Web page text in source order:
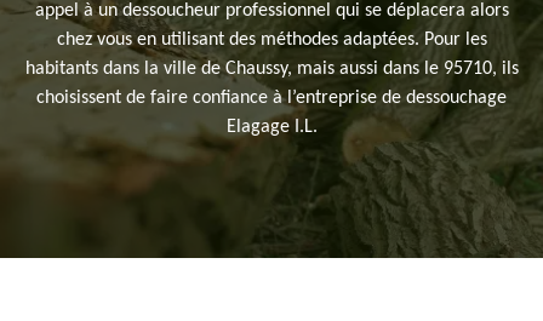
appel à un dessoucheur professionnel qui se déplacera alors
chez vous en utilisant des méthodes adaptées. Pour les
habitants dans la ville de Chaussy, mais aussi dans le 95710, ils
choisissent de faire confiance à l’entreprise de dessouchage
Elagage I.L.